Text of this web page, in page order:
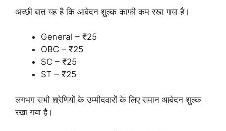
अच्छी बात यह है कि आवेदन शुल्क काफी कम रखा गया है।
General – ₹25
OBC – ₹25
SC – ₹25
ST – ₹25
लगभग सभी श्रेणियों के उम्मीदवारों के लिए समान आवेदन शुल्क
रखा गया है।